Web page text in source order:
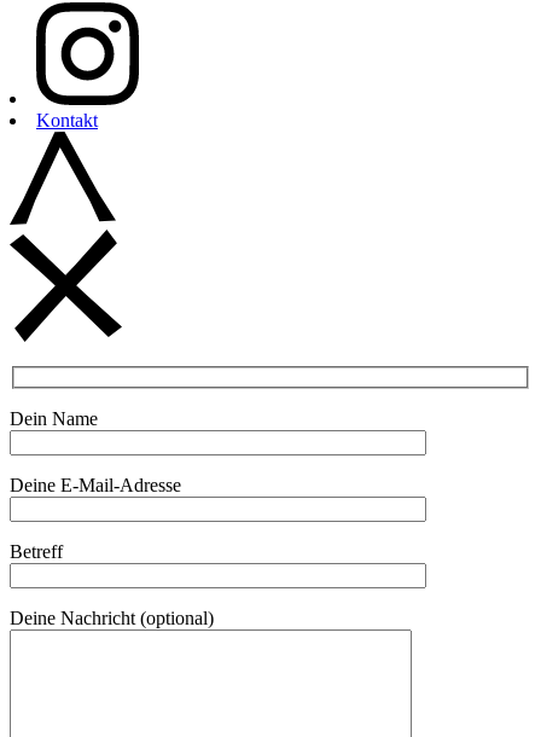
instagram
Kontakt
Dein Name
Deine E-Mail-Adresse
Betreff
Deine Nachricht (optional)